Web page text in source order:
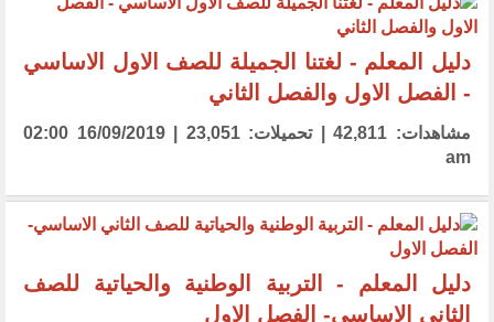
دليل المعلم - لغتنا الجميلة للصف الاول الاساسي
- الفصل الاول والفصل الثاني
مشاهدات: 42,811 | تحميلات: 23,051 | 16/09/2019 02:00
am
دليل المعلم - التربية الوطنية والحياتية للصف
الثاني الاساسي- الفصل الاول